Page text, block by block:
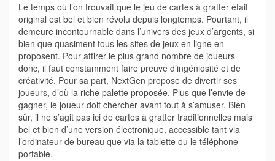
Le temps où l’on trouvait que le jeu de cartes à gratter était
original est bel et bien révolu depuis longtemps. Pourtant, il
demeure incontournable dans l’univers des jeux d’argents, si
bien que quasiment tous les sites de jeux en ligne en
proposent. Pour attirer le plus grand nombre de joueurs
donc, il faut constamment faire preuve d’ingéniosité et de
créativité. Pour sa part, NextGen propose de divertir ses
joueurs, d’où la riche palette proposée. Plus que l’envie de
gagner, le joueur doit chercher avant tout à s’amuser. Bien
sûr, il ne s’agit pas ici de cartes à gratter traditionnelles mais
bel et bien d’une version électronique, accessible tant via
l’ordinateur de bureau que via la tablette ou le téléphone
portable.